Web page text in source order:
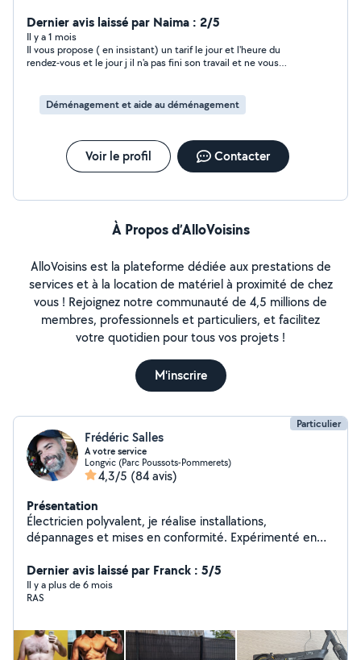
électroménager et récupération de commande =
Service de débarras (cave, garage, appartement...) =
Montage de meubles en kit toutes marques N'hésitez
pas à me contacter, je réponds à vos
efficace et soigné ! Note : si vous souhaitez me
contacter en privé vous devez changer le lieu de votre
demandes se trouvant à plus de 50km.
Dernier avis laissé par Naima : 2/5
Il y a 1 mois
Il vous propose ( en insistant) un tarif le jour et l'heure du
rendez-vous et le jour j il n'a pas fini son travail et ne vous
travail.Déménagement et aide au déménagement
Voir le profil Contacter
À Propos d’AlloVoisins
AlloVoisins est la plateforme dédiée aux prestations de
services et à la location de matériel à proximité de chez
vous ! Rejoignez notre communauté de 4,5 millions de
membres, professionnels et particuliers, et facilitez
votre quotidien pour tous vos projets !
M'inscrire
Particulier
Frédéric Salles
A votre service
Longvic (Parc Poussots-Pommerets)
4,3/5 (84 avis)
Présentation
Électricien polyvalent, je réalise installations,
dépannages et mises en conformité. Expérimenté en
divers travaux de bricolage et aide à domicile. Sérieux et
efficace.
Dernier avis laissé par Franck : 5/5
Il y a plus de 6 mois
RAS